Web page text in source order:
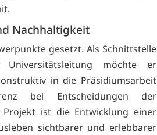
Nachhaltigkeit
gesetzt. Als Schnittstelle
möchte er
in die Präsidiumsarbeit
bei Entscheidungen der
ist die Entwicklung einer
sichtbarer und erlebbarer